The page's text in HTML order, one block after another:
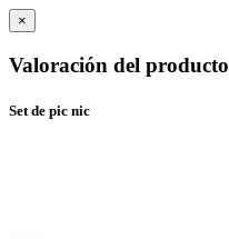
×
Valoración del producto
Set de pic nic